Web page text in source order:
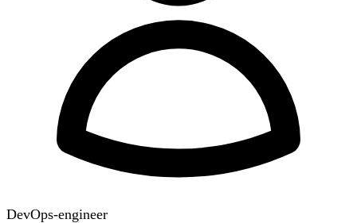
DevOps-engineer